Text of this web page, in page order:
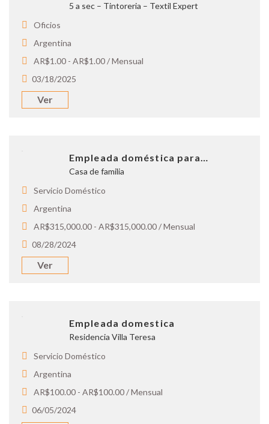
5 a sec – Tintoreria – Textil Expert
Oficios
Argentina
AR$1.00 - AR$1.00 / Mensual
03/18/2025
Ver
Empleada doméstica para…
Casa de familia
Servicio Doméstico
Argentina
AR$315,000.00 - AR$315,000.00 / Mensual
08/28/2024
Ver
Empleada domestica
Residencia Villa Teresa
Servicio Doméstico
Argentina
AR$100.00 - AR$100.00 / Mensual
06/05/2024